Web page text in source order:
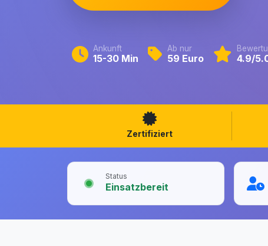
Ankunft
15-30 Min
Ab nur
59 Euro 4.9/
Zertifiziert
Status
Einsatzbereit